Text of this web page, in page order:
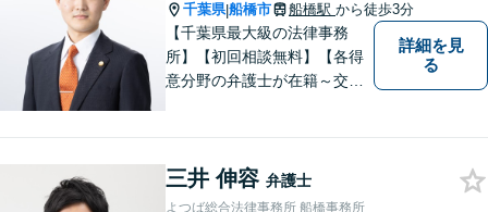
千葉県|船橋市 船橋駅 から徒歩3分
【千葉県最大級の法律事務
所】【初回相談無料】【各得
意分野の弁護士が在籍～交通
詳細を見
る
三井 伸容 弁護士
よつば総合法律事務所 船橋事務所